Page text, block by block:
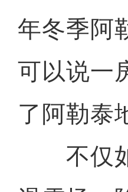
年冬季阿
可以说一
了阿勒泰
不仅如